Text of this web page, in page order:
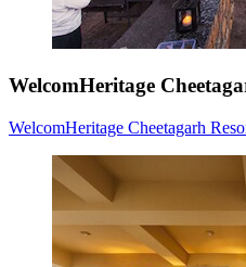
WelcomHeritage
WelcomHeritage Cheetagarh